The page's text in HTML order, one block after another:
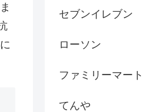
セブンイレブン
ローソン
ファミリーマート
てんや